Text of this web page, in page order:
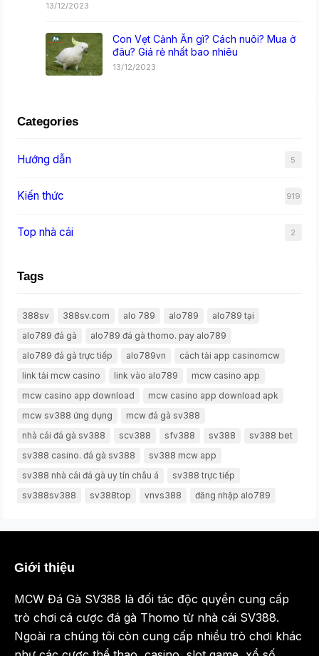
13/12/2023
Con Vẹt Cảnh Ăn gì? Cách nuôi? Mua ở
đâu? Giá rẻ nhất bao nhiêu
13/12/2023
Categories
Hướng dẫn 5
Kiến thức 919
Top nhà cái 2
Tags
388sv 388sv.com alo 789 alo789
alo789 tại
alo789 đá gà
alo789 đá gà thomo. pay alo789
alo789 đá gà trực tiếp
alo789vn
cách tải app casinomcw
link tải mcw casino
link vào alo789
mcw casino app
mcw casino app download
mcw casino app download apk
mcw sv388 ứng dụng
mcw đá gà sv388
nhà cái đá gà sv388
scv388 sfv388 sv388
sv388 bet
sv388 casino. đá gà sv388
sv388 mcw app
sv388 nhà cái đá gà uy tín châu á
sv388 trực tiếp
sv388sv388
sv388top vnvs388 đăng nhập alo789
Giới thiệu
MCW Đá Gà SV388 là đối tác độc quyền cung cấp
trò chơi cá cược đá gà Thomo từ nhà cái SV388.
Ngoài ra chúng tôi còn cung cấp nhiều trò chơi khác